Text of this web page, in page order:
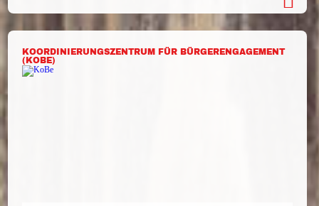
KOORDINIERUNGSZENTRUM FÜR BÜRGERENGAGEMENT
(KOBE)